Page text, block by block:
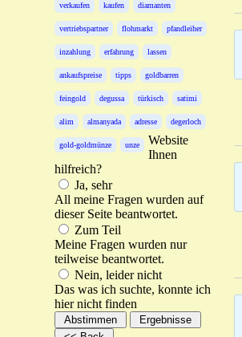
verkaufen kaufen diamanten
vertriebspartner flohmarkt pfandleiher
inzahlung erfahrung lassen
ankaufspreise tipps goldbarren
feingold degussa türkisch satimi
alim almanyada adresse degerloch
gold-goldmünze unze
Website
Ihnen
hilfreich?
Ja, sehr
All meine Fragen wurden auf
dieser Seite beantwortet.
Zum Teil
Meine Fragen wurden nur
teilweise beantwortet.
Nein, leider nicht
Das was ich suchte, konnte ich
hier nicht finden